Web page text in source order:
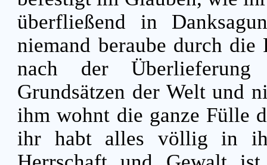
überfließend in
niemand beraube durch
nach der
Grundsätzen der Welt und
ihm wohnt die ganze Fülle
ihr habt alles völlig in